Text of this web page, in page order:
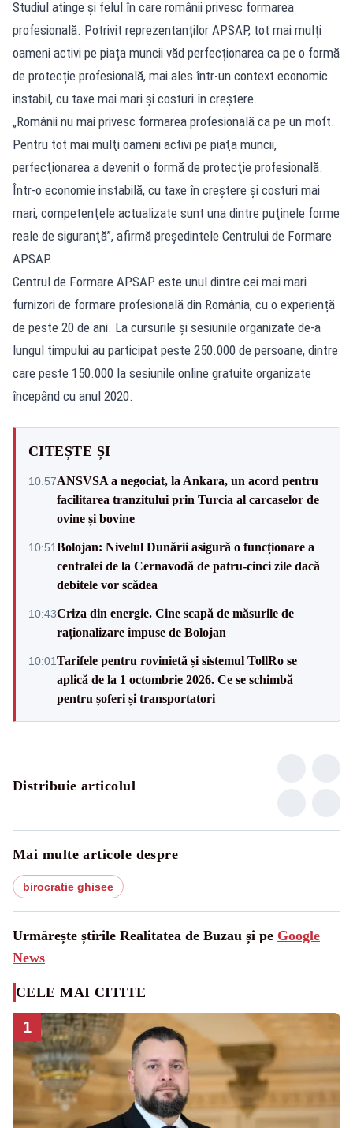
Studiul atinge și felul în care românii privesc formarea
profesională. Potrivit reprezentanților APSAP, tot mai mulți
oameni activi pe piața muncii văd perfecționarea ca pe o formă
de protecție profesională, mai ales într-un context economic
instabil, cu taxe mai mari și costuri în creștere.
„Românii nu mai privesc formarea profesională ca pe un moft.
Pentru tot mai mulţi oameni activi pe piaţa muncii,
perfecţionarea a devenit o formă de protecţie profesională.
Într-o economie instabilă, cu taxe în creştere şi costuri mai
mari, competenţele actualizate sunt una dintre puţinele forme
reale de siguranţă”, afirmă preşedintele Centrului de Formare
APSAP.
Centrul de Formare APSAP este unul dintre cei mai mari
furnizori de formare profesională din România, cu o experiență
de peste 20 de ani. La cursurile și sesiunile organizate de-a
lungul timpului au participat peste 250.000 de persoane, dintre
care peste 150.000 la sesiunile online gratuite organizate
începând cu anul 2020.
CITEȘTE ȘI
10:57ANSVSA a negociat, la Ankara, un acord pentru
facilitarea tranzitului prin Turcia al carcaselor de
ovine și bovine
10:51Bolojan: Nivelul Dunării asigură o funcționare a
centralei de la Cernavodă de patru-cinci zile dacă
debitele vor scădea
10:43Criza din energie. Cine scapă de măsurile de
raționalizare impuse de Bolojan
10:01Tarifele pentru rovinietă și sistemul TollRo se
aplică de la 1 octombrie 2026. Ce se schimbă
pentru șoferi și transportatori
Distribuie articolul
Mai multe articole despre
birocratie ghisee
Urmărește știrile Realitatea de Buzau și pe Google
News
CELE MAI CITITE
1